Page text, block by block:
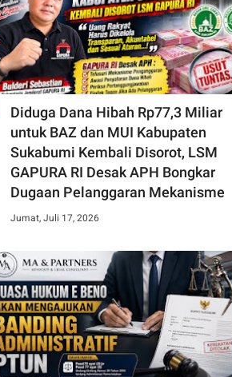
Diduga Dana Hibah Rp77,3 Miliar
untuk BAZ dan MUI Kabupaten
Sukabumi Kembali Disorot, LSM
GAPURA RI Desak APH Bongkar
Dugaan Pelanggaran Mekanisme
Jumat, Juli 17, 2026